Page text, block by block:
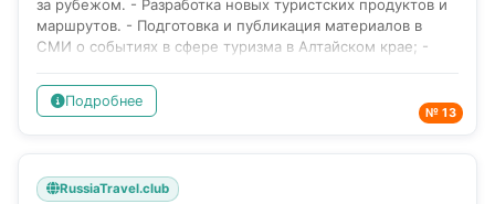
содействие развитию сферы туризма на Южном Урале.
за рубежом. - Разработка новых туристских продуктов и
маршрутов. - Подготовка и публикация материалов в
СМИ о событиях в сфере туризма в Алтайском крае; -
и мониторинг баз данных (туристских ресурсов, средств
размещения, объектов питания и т.д.); - Проведение
Планы и перспективы развития: - Разработка и
Подробнее
№ 13
RussiaTravel.club